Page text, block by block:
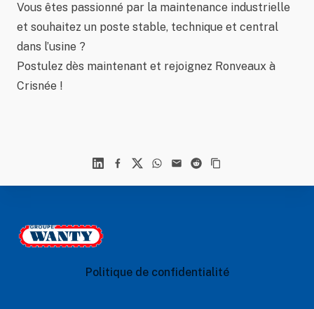
Vous êtes passionné par la maintenance industrielle
et souhaitez un poste stable, technique et central
dans l’usine ?
Postulez dès maintenant et rejoignez Ronveaux à
Crisnée !
LinkedinFacebook
X WhatsApp
MailReddit
Le Groupe Wanty
Politique de confidentialité